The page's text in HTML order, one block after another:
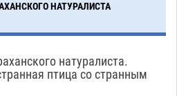
Загрузить еще
НАТУРАЛИСТА
натуралиста.
птица со странным